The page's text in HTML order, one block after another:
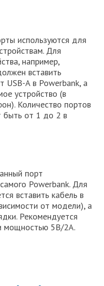
используются для
Для
например,
вставить
USB-A в Powerbank, а
устройство (в
Количество портов
быть от 1 до 2 в
порт
Powerbank. Для
вставить кабель в
от модели), а
Рекомендуется
мощностью 5В/2А.